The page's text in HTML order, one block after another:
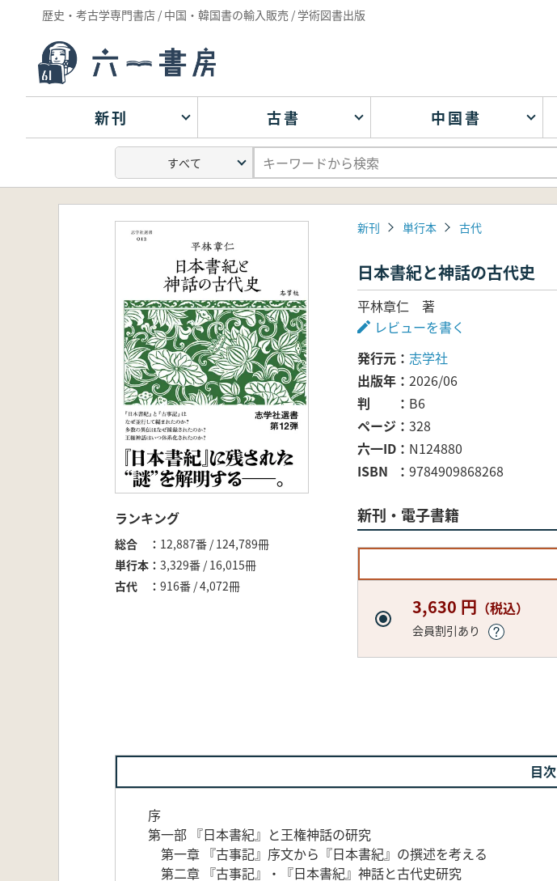
歴史・考古学専門書店 / 中国・韓国書の輸入販売 / 学術図書出版
新刊 古書 中国書
ランキング
総合
12,887番 / 124,789冊
単行本
3,329番 / 16,015冊
古代
916番 / 4,072冊
新刊 単行本 古代
日本書紀と神話の古代史
平林章仁 著
レビューを書く
発行元
志学社
出版年
2026/06
判
B6
ページ
328
六一ID
N124880
ISBN
9784909868268
新刊・電子書籍
3,630 円 （税込）
会員割引あり
目次
序
第一部 『日本書紀』と王権神話の研究
第一章 『古事記』序文から『日本書紀』の撰述を考える
第二章 『古事記』・『日本書紀』神話と古代史研究